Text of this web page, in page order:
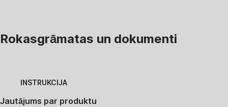
Rokasgrāmatas un dokumenti
INSTRUKCIJA
Jautājums par produktu